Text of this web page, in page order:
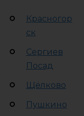
Красногор
ск
Сергиев
Посад
Щёлково
Пушкино